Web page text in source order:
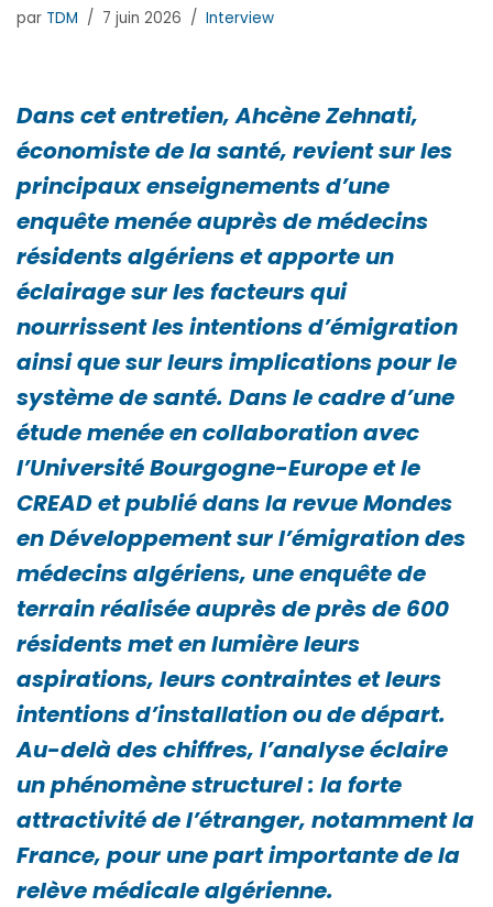
par TDM 7 juin 2026 Interview
Dans cet entretien, Ahcène Zehnati,
économiste de la santé, revient sur les
principaux enseignements d’une
enquête menée auprès de médecins
résidents algériens et apporte un
éclairage sur les facteurs qui
nourrissent les intentions d’émigration
ainsi que sur leurs implications pour le
système de santé. Dans le cadre d’une
étude menée en collaboration avec
l’Université Bourgogne-Europe et le
CREAD et publié dans la revue Mondes
en Développement sur l’émigration des
médecins algériens, une enquête de
terrain réalisée auprès de près de 600
résidents met en lumière leurs
aspirations, leurs contraintes et leurs
intentions d’installation ou de départ.
Au-delà des chiffres, l’analyse éclaire
un phénomène structurel : la forte
attractivité de l’étranger, notamment la
France, pour une part importante de la
relève médicale algérienne.